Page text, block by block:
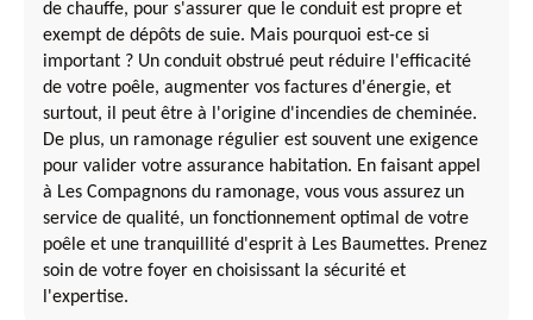
de chauffe, pour s'assurer que le conduit est propre et
exempt de dépôts de suie. Mais pourquoi est-ce si
important ? Un conduit obstrué peut réduire l'efficacité
de votre poêle, augmenter vos factures d'énergie, et
surtout, il peut être à l'origine d'incendies de cheminée.
De plus, un ramonage régulier est souvent une exigence
pour valider votre assurance habitation. En faisant appel
à Les Compagnons du ramonage, vous vous assurez un
service de qualité, un fonctionnement optimal de votre
poêle et une tranquillité d'esprit à Les Baumettes. Prenez
soin de votre foyer en choisissant la sécurité et
l'expertise.